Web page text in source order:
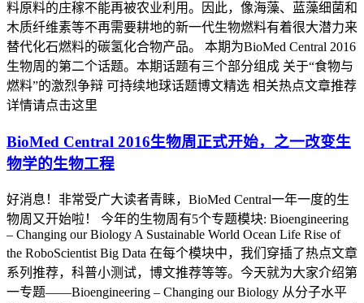
料原料的庄稼不能再被农业利用。因此，像海藻、蓝藻细菌和
木质纤维素等不再需要耕地的新一代生物燃料有着很大潜力来
替代化石燃料的碳氢化合物产品。 本期为BioMed Central 2016
生物周的第二个话题。本期话题有三个部分组成 关于“食物与
燃料”的激烈争辩 可持续地球话题博文精选 相关热点文章推荐
详情请点击这里
BioMed Central 2016生物周正式开始，之一改变生
物学的生物工程
好消息！非常受广大读者青睐，BioMed Central一年一度的生
物周又开始啦！ 今年的生物周有5个专题模块: Bioengineering
– Changing our Biology A Sustainable World Ocean Life Rise of
the RoboScientist Big Data 在每个模块中，我们穿插了热点文章
系列推荐，科普小测试，博文推荐等等。今天就为大家介绍第
一专题——Bioengineering – Changing our Biology 从分子水平